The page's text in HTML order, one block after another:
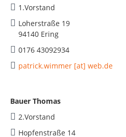
1.Vorstand
Loherstraße 19
94140 Ering
0176 43092934
patrick.wimmer [at] web.de
Bauer Thomas
2.Vorstand
Hopfenstraße 14